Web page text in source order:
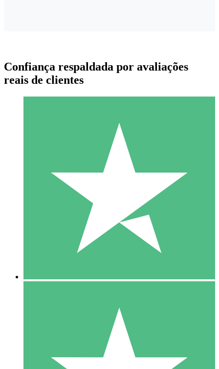
Pacotes de Créditos Individuais
Pague conforme o uso com créditos de download. Sem
1000
10 Downloads
20 00
Confiança respaldada por avaliações
reais de clientes